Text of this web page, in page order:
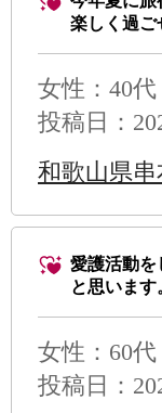
楽しく過ご
女性：40代
投稿日：
和歌山県
愛護活動を
と思います
女性：60代
投稿日：